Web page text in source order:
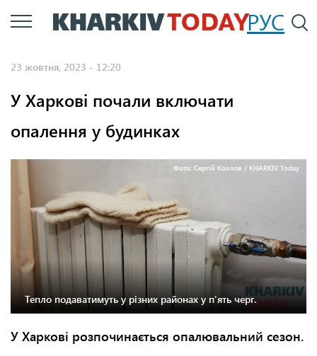
Перейти
до
РУС
23 жовтня, 2023 - 12:20
У Харкові почали включати
опалення у будинках
Фото: Сергій Козлов / KHARKIV Today
Тепло подаватимуть у різних районах у п'ять черг.
У Харкові розпочинається опалювальний сезон.